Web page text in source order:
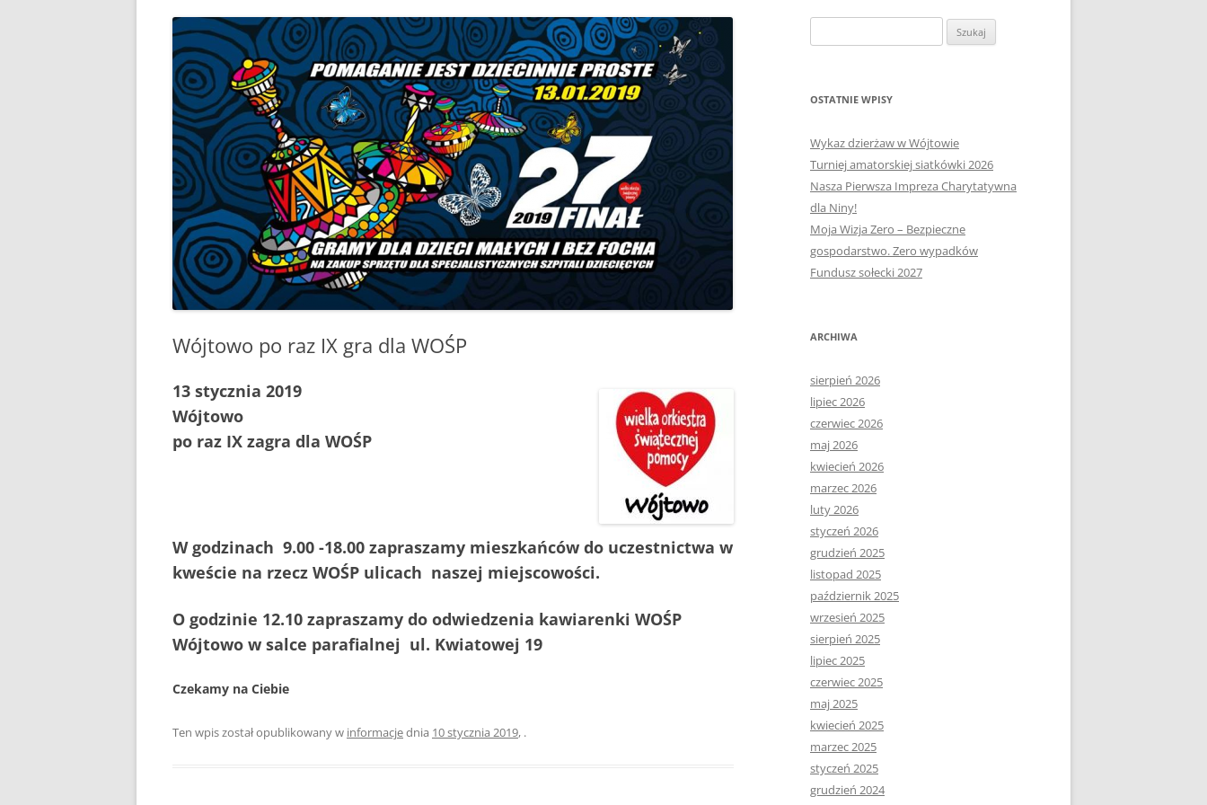
PLAN ODNOWY WÓJTOWA
WYKAZ TELEFONÓW
ZAKŁAD USŁUG KOMUNALNYCH
SCHRONISKO W TOMARYNACH
WÓJTOWIE
WÓJTOWO PO RAZ DRUGI
ODKRYTE
KOŚCIUSZKOWCY Z WÓJTOWA
SIÓDMY ŻOŁNIERZ
…ALE NA GROCHÓWKĘ
POJECHALIŚMY
E-MAPA BARCZEWA
SOŁECTWO NIKIELKOWO
Wójtowo po raz IX gra dla WOŚP
13 stycznia 2019
Wójtowo
po raz IX zagra dla WOŚP
W godzinach 9.00 -18.00 zapraszamy mieszkańców do uczestnictwa w
kweście na rzecz WOŚP ulicach naszej miejscowości.
O godzinie 12.10 zapraszamy do odwiedzenia kawiarenki WOŚP
Wójtowo w salce parafialnej ul. Kwiatowej 19
Czekamy na Ciebie
Ten wpis został opublikowany w informacjednia 10 stycznia 2019, .
OSTATNIE WPISY
Wykaz dzierżaw w Wójtowie
Turniej amatorskiej siatkówki 2026
Nasza Pierwsza Impreza Charytatywna
dla Niny!
Moja Wizja Zero – Bezpieczne
gospodarstwo. Zero wypadków
Fundusz sołecki 2027
ARCHIWA
sierpień 2026
lipiec 2026
czerwiec 2026
maj 2026
kwiecień 2026
marzec 2026
luty 2026
styczeń 2026
grudzień 2025
listopad 2025
październik 2025
wrzesień 2025
sierpień 2025
lipiec 2025
czerwiec 2025
maj 2025
kwiecień 2025
marzec 2025
styczeń 2025
grudzień 2024